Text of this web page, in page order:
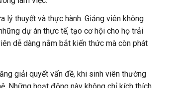
lý thuyết và thực hành. Giảng viên không
dự án thực tế, tạo cơ hội cho họ trải
dễ dàng nắm bắt kiến thức mà còn phát
giải quyết vấn đề, khi sinh viên thường